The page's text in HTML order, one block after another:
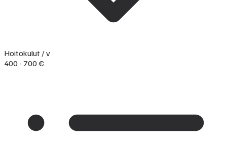
Hoitokulut / v
400 - 700 €